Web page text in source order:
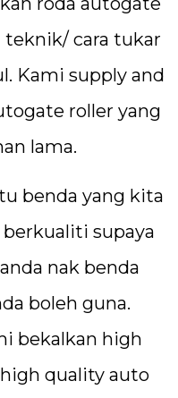
cara tukar
Kami supply and
roller yang
lama.
benda yang kita
supaya
nak benda
boleh guna.
bekalkan high
quality auto